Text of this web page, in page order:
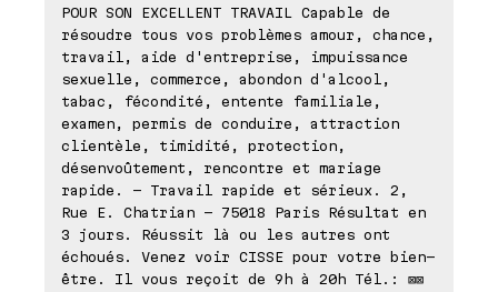
POUR SON EXCELLENT TRAVAIL Capable de
résoudre tous vos problèmes amour, chance,
travail, aide d'entreprise, impuissance
sexuelle, commerce, abondon d'alcool,
tabac, fécondité, entente familiale,
examen, permis de conduire, attraction
clientèle, timidité, protection,
désenvoûtement, rencontre et mariage
rapide. - Travail rapide et sérieux. 2,
Rue E. Chatrian - 75018 Paris Résultat en
3 jours. Réussit là ou les autres ont
échoués. Venez voir CISSE pour votre bien-
être. Il vous reçoit de 9h à 20h Tél.: ⊠⊠